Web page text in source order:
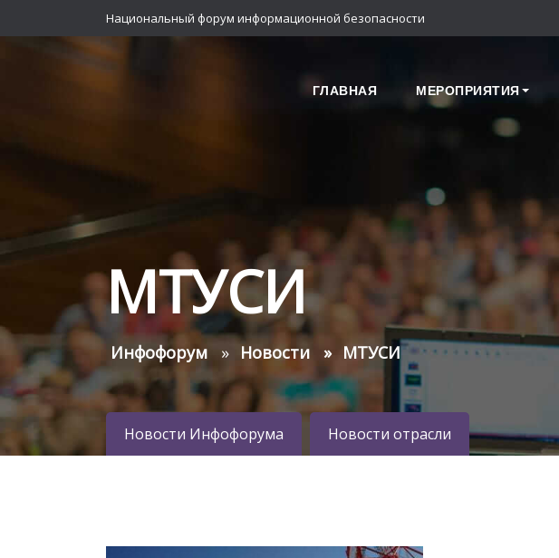
Национальный форум информационной безопасности
ГЛАВНАЯ МЕРОПРИЯТИЯ
МТУСИ
Инфофорум Новости МТУСИ
Новости Инфофорума Новости отрасли